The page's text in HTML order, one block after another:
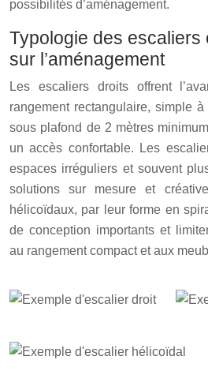
possibilités d’aménagement.
Typologie des escaliers
sur l’aménagement
Les escaliers droits offrent
rangement rectangulaire, simple
sous plafond de 2 mètres
un accès confortable. Les
espaces irréguliers et souvent
solutions sur mesure et
hélicoïdaux, par leur forme en
de conception importants et
au rangement compact et aux